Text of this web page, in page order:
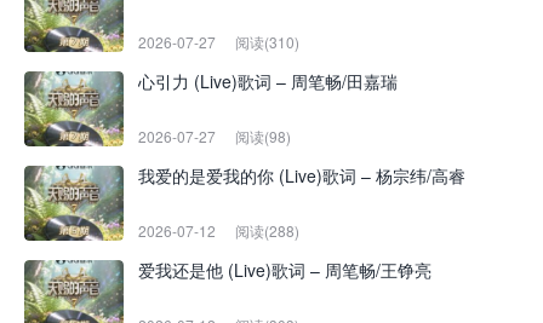
2026-07-27 阅读(310)
心引力 (Live)歌词 – 周笔畅/田嘉瑞
2026-07-27 阅读(98)
我爱的是爱我的你 (Live)歌词 – 杨宗纬/高睿
2026-07-12 阅读(288)
爱我还是他 (Live)歌词 – 周笔畅/王铮亮